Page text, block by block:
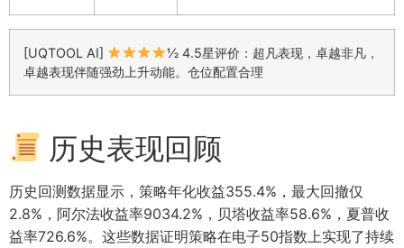
[UQTOOL AI]
½ 4.5星评价：超凡表现，卓越非凡，
卓越表现伴随强劲上升动能。仓位配置合理
历史表现回顾
历史回测数据显示，策略年化收益355.4%，最大回撤仅
2.8%，阿尔法收益率9034.2%，贝塔收益率58.6%，夏普收
益率726.6%。这些数据证明策略在电子50指数上实现了持续